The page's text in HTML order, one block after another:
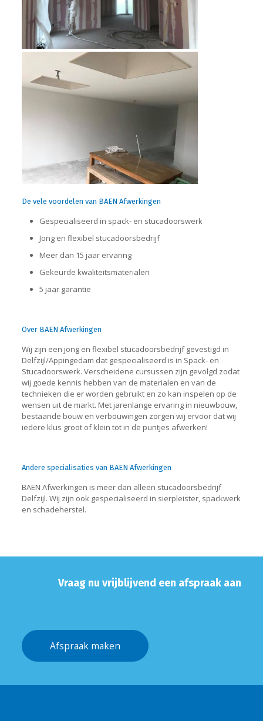
De vele voordelen van BAEN Afwerkingen
Gespecialiseerd in spack- en stucadoorswerk
Jong en flexibel stucadoorsbedrijf
Meer dan 15 jaar ervaring
Gekeurde kwaliteitsmaterialen
5 jaar garantie
Over BAEN Afwerkingen
Wij zijn een jong en flexibel stucadoorsbedrijf gevestigd in
Delfzijl/Appingedam dat gespecialiseerd is in Spack- en
Stucadoorswerk. Verscheidene cursussen zijn gevolgd zodat
wij goede kennis hebben van de materialen en van de
technieken die er worden gebruikt en zo kan inspelen op de
wensen uit de markt. Met jarenlange ervaring in nieuwbouw,
bestaande bouw en verbouwingen zorgen wij ervoor dat wij
iedere klus groot of klein tot in de puntjes afwerken!
Andere specialisaties van BAEN Afwerkingen
BAEN Afwerkingen is meer dan alleen stucadoorsbedrijf
Delfzijl. Wij zijn ook gespecialiseerd in sierpleister, spackwerk
en schadeherstel.
Vraag nu vrijblijvend een afspraak aan
Afspraak maken